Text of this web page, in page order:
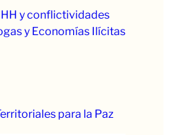
y conflictividades
y Economías Ilícitas
para la Paz